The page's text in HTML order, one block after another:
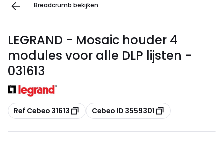
Breadcrumb bekijken
LEGRAND - Mosaic houder 4
modules voor alle DLP lijsten -
031613
Kopiëren
Ref Cebeo 31613 Kopiëren
Cebeo ID 3559301